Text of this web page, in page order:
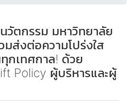
วัตกรรม มหาวิทยาลัย
ส่งต่อความโปร่งใส
ทุกเทศกาล! ด้วย
Policy ผู้บริหารและผู้